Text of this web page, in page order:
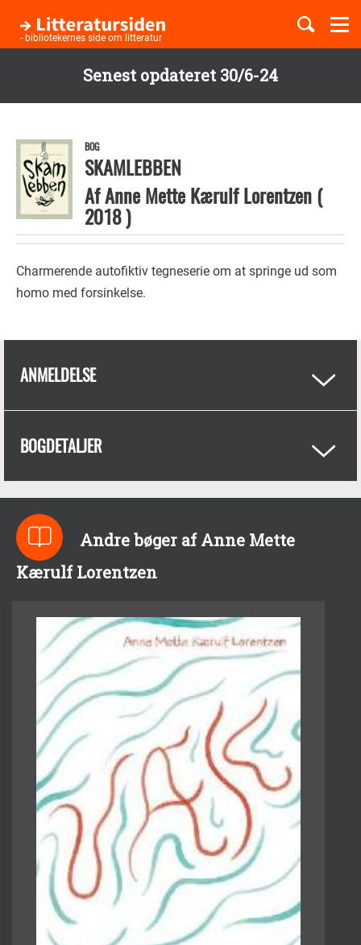
Senest opdateret 30/6-24
hovedindhold
- bibliotekernes side om litteratur
Børnebøger
Temaer
BOG
SKAMLEBBEN
AfAnne Mette Kærulf Lorentzen(
2018)
Charmerende autofiktiv tegneserie om at springe ud som
homo med forsinkelse.
ANMELDELSE
BOGDETALJER
Andre bøger af Anne Mette
Kærulf Lorentzen